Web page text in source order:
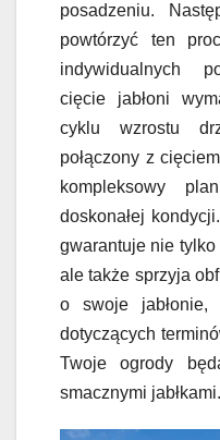
posadzeniu.
powtórzyć ten
indywidualnych
cięcie jabłoni
cyklu wzrostu
połączony z
kompleksowy
doskonałej
gwarantuje nie
ale także sprzyja
o swoje
dotyczących
Twoje ogrody
smacznymi jabłkami.